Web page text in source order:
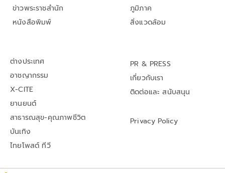
ข่าวพระราชสำนัก
หนังสือพิมพ์
ภูมิภาค
สิ่งแวดล้อม
ต่างประเทศ
อาชญากรรม
X-CITE
ยานยนต์
สาธารณสุข-คุณภาพชีวิต
บันเทิง
ไทยโพสต์ ทีวี
PR & PRESS
เกี่ยวกับเรา
ติดต่อและ สนับสนุน
Privacy Policy